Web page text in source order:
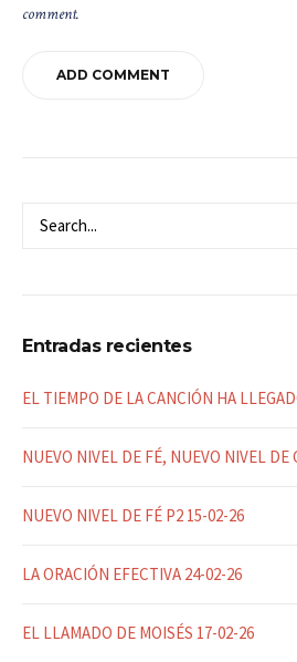
comment.
Entradas recientes
EL TIEMPO DE LA CANCIÓN HA
NUEVO NIVEL DE FÉ, NUEVO NIVEL DE
NUEVO NIVEL DE FÉ P2 15-02-26
LA ORACIÓN EFECTIVA 24-02-26
EL LLAMADO DE MOISÉS 17-02-26